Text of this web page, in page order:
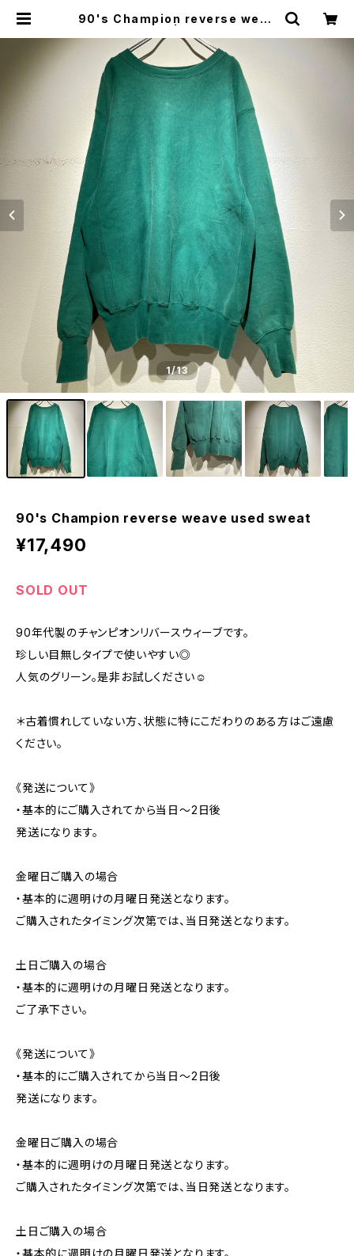
90's Champion reverse weav
1/13
90's Champion reverse weave used sweat
¥17,490
SOLD OUT
90年代製のチャンピオンリバースウィーブです。
珍しい目無しタイプで使いやすい◎
人気のグリーン。是非お試しください☺︎
＊古着慣れしていない方、状態に特にこだわりのある方はご遠慮
ください。
《発送について》
・基本的にご購入されてから当日〜2日後
発送になります。
金曜日ご購入の場合
・基本的に週明けの月曜日発送となります。
ご購入されたタイミング次第では、当日発送となります。
土日ご購入の場合
・基本的に週明けの月曜日発送となります。
ご了承下さい。
《発送について》
・基本的にご購入されてから当日〜2日後
発送になります。
金曜日ご購入の場合
・基本的に週明けの月曜日発送となります。
ご購入されたタイミング次第では、当日発送となります。
土日ご購入の場合
・基本的に週明けの月曜日発送となります。